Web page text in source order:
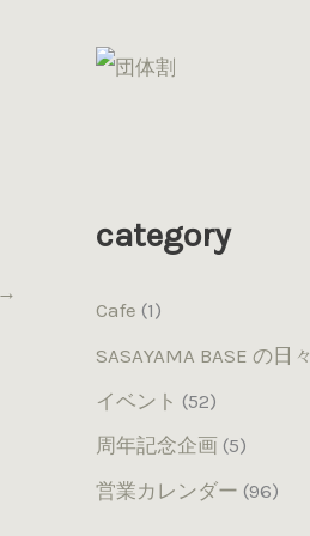
category
Cafe (1)
SASAYAMA BASE の日々
イベント (52)
周年記念企画 (5)
営業カレンダー (96)